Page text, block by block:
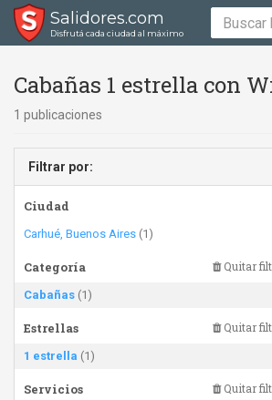
Salidores.com
Disfrutá cada ciudad al máximo
Cabañas 1 estrella con
1 publicaciones
Filtrar por:
Ciudad
Carhué, Buenos Aires (1)
Categoría Quitar
Cabañas (1)
Estrellas Quitar
1 estrella (1)
Servicios Quitar